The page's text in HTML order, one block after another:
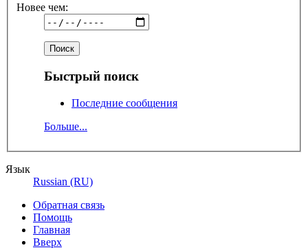
Новее чем:
Быстрый поиск
Последние сообщения
Больше...
Язык
Russian (RU)
Обратная связь
Помощь
Главная
Вверх